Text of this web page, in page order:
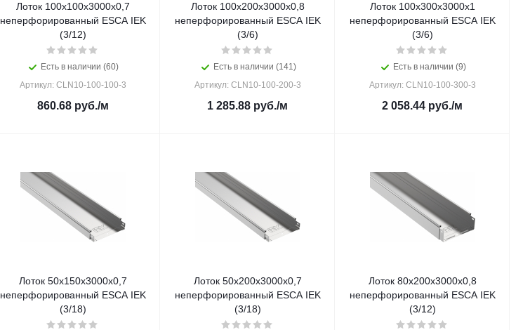
Лоток 100х100х3000х0,7
неперфорированный ESCA IEK
(3/12)
Есть в наличии (60)
Артикул: CLN10-100-100-3
860.68руб./м
Лоток 100х200х3000х0,8
неперфорированный ESCA IEK
(3/6)
Есть в наличии (141)
Артикул: CLN10-100-200-3
1 285.88 руб./м
Лоток 100х300х3000х1
неперфорированный ESCA IEK
(3/6)
Есть в наличии (9)
Артикул: CLN10-100-300-3
2 058.44 руб./м
Лоток 50х150х3000х0,7
неперфорированный ESCA IEK
(3/18)
Лоток 50х200х3000х0,7
неперфорированный ESCA IEK
(3/18)
Лоток 80х200х3000х0,8
неперфорированный ESCA IEK
(3/12)